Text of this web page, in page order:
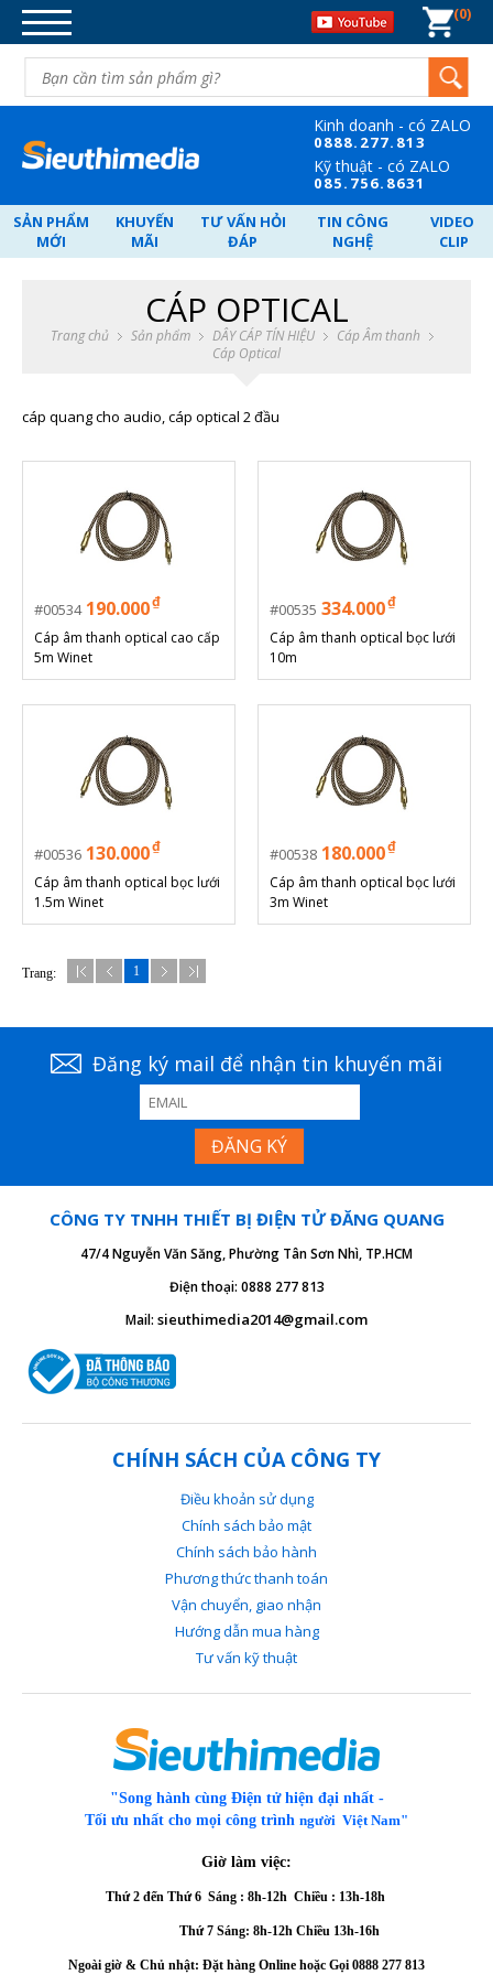
DANH MỤC SẢN PHẨM
DÂY CÁP TÍN HIỆU
BỘ CHIA TÍN HIỆU
CHUYỂN ĐỐI TÍN HIỆU
MẠNG-WIFI-MÁY TÍNH-ĐIỆN
NGUỒN POE - SWITCH - VẬT TƯ.
NGHE NHÌN-GIẢI TRÍ.
QUÀ TẶNG DOANH NGHIỆP
0
Kinh doanh - có ZALO
0888.277.813
Kỹ thuật - có ZALO
085.756.8631
SẢN PHẨM
MỚI
KHUYẾN
MÃI
TƯ VẤN HỎI
ĐÁP
TIN CÔNG
NGHỆ
VIDEO
CLIP
CÁP OPTICAL
Trang chủ Sản phẩm DÂY CÁP TÍN HIỆU
Cáp Âm thanh
Cáp Optical
cáp quang cho audio, cáp optical 2 đầu
00534 190.000₫
Cáp âm thanh optical cao cấp
5m Winet
00535 334.000₫
Cáp âm thanh optical bọc lưới
10m
00536 130.000₫
Cáp âm thanh optical bọc lưới
1.5m Winet
00538 180.000₫
Cáp âm thanh optical bọc lưới
3m Winet
Trang: 1
Đăng ký mail để nhận tin khuyến mãi
CÔNG TY TNHH THIẾT BỊ ĐIỆN TỬ ĐĂNG QUANG
47/4 Nguyễn Văn Săng, Phường Tân Sơn Nhì, TP.HCM
Điện thoại: 0888 277 813
Mail: sieuthimedia2014@gmail.com
CHÍNH SÁCH CỦA CÔNG TY
Điều khoản sử dụng
Chính sách bảo mật
Chính sách bảo hành
Phương thức thanh toán
Vận chuyển, giao nhận
Hướng dẫn mua hàng
Tư vấn kỹ thuật
"Song hành cùng Điện tử hiện đại nhất -
Tối ưu nhất cho mọi công trình người Việt Nam"
Giờ làm việc:
Thứ 2 đến Thứ 6 Sáng : 8h-12h Chiều : 13h-18h
Thứ 7 Sáng: 8h-12h Chiều 13h-16h
Ngoài giờ & Chủ nhật: Đặt hàng Online hoặc Gọi 0888 277 813